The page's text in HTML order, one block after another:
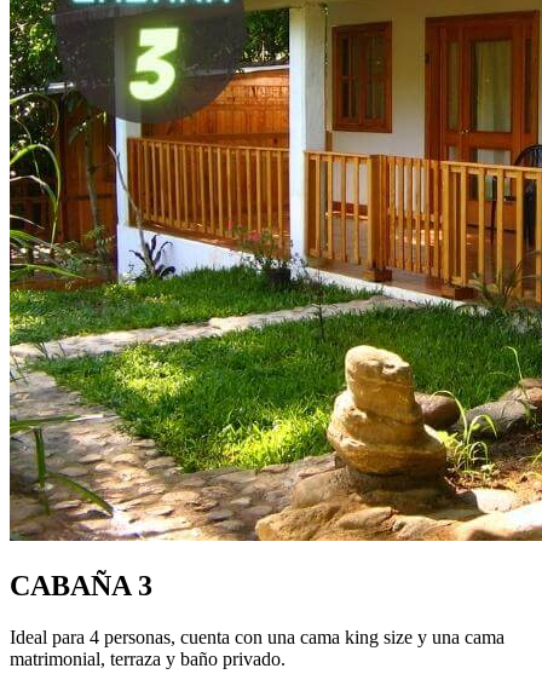
CABAÑA 3
Ideal para 4 personas, cuenta con una cama king size y una cama
matrimonial, terraza y baño privado.